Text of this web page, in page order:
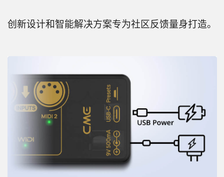
创新设计和智能解决方案专为社区反馈量身打造。